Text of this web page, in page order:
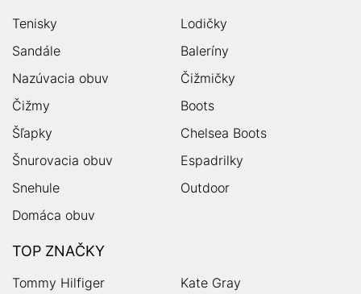
Tenisky
Lodičky
Sandále
Baleríny
Nazúvacia obuv
Čižmičky
Čižmy
Boots
Šľapky
Chelsea Boots
Šnurovacia obuv
Espadrilky
Snehule
Outdoor
Domáca obuv
TOP ZNAČKY
Tommy Hilfiger
Kate Gray